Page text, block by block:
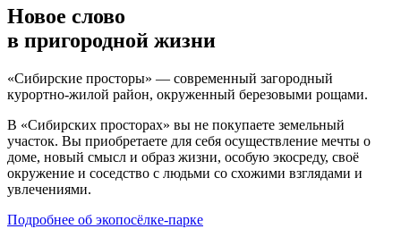
Новое слово
в пригородной жизни
«Сибирские просторы» — современный загородный
курортно-жилой район, окруженный березовыми рощами.
В «Сибирских просторах» вы не покупаете земельный
участок. Вы приобретаете для себя осуществление мечты о
доме, новый смысл и образ жизни, особую экосреду, своё
окружение и соседство с людьми со схожими взглядами и
увлечениями.
Подробнее об экопосёлке-парке